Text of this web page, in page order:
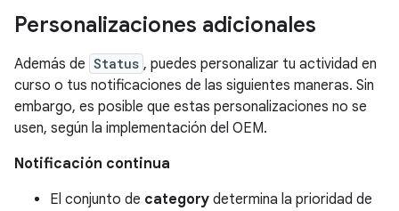
Personalizaciones adicionales
Además de Status , puedes personalizar tu actividad en
curso o tus notificaciones de las siguientes maneras. Sin
embargo, es posible que estas personalizaciones no se
usen, según la implementación del OEM.
Notificación continua
El conjunto de category determina la prioridad de